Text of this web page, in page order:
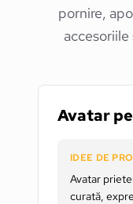
pornire,
Avatar
IDEE DE
Avatar
curată,